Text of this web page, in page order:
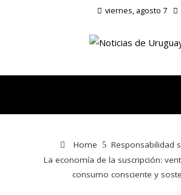
viernes, agosto 7
Home
Responsabilidad
La economía de la suscripción:
consumo consciente y